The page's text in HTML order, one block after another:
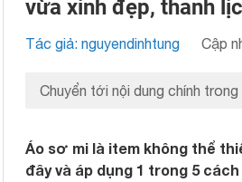
vừa xinh đẹp, thanh
Tác giả: nguyendinhtung Cập
Chuyển tới nội dung chính trong
Áo sơ mi là item không thể
đây và áp dụng 1 trong 5